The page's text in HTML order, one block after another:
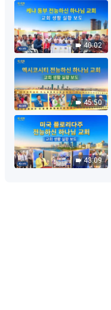
40:02
45:50
43:09